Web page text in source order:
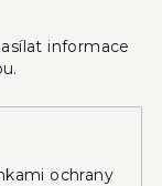
informace
ochrany